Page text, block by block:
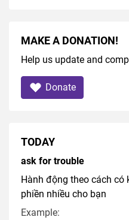
MAKE A DONATION!
Help us update and
Donate
TODAY
ask for trouble
Hành động theo cách có
phiền nhiều cho bạn
Example: